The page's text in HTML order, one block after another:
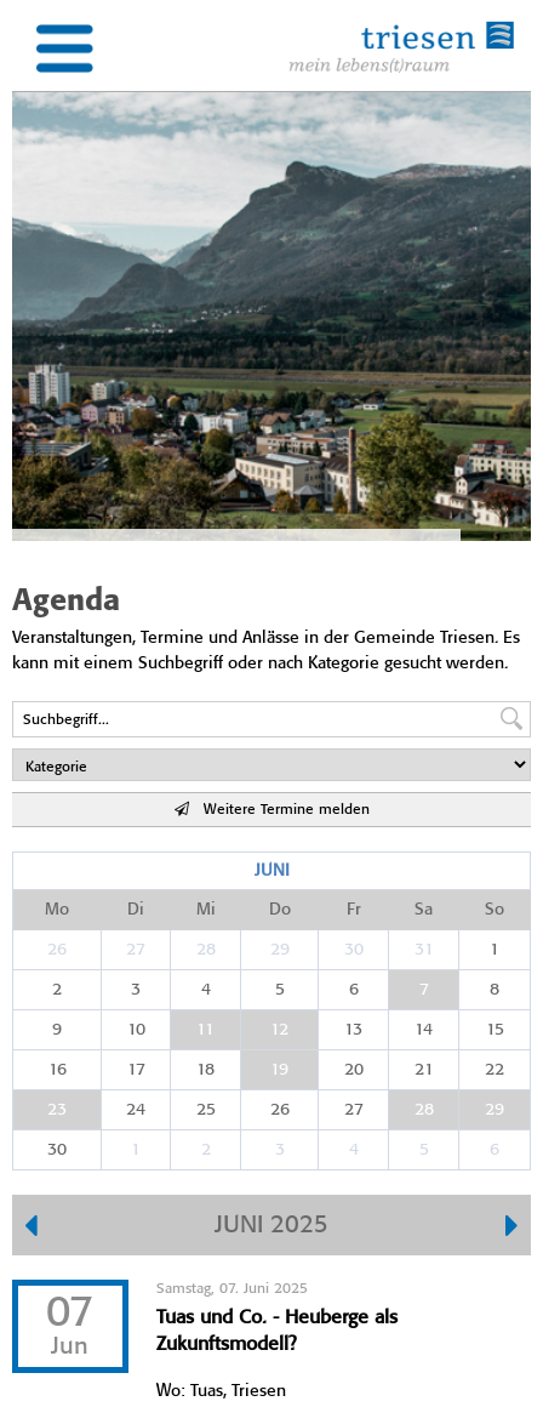
Agenda
Veranstaltungen, Termine und Anlässe in der Gemeinde Triesen. Es
kann mit einem Suchbegriff oder nach Kategorie gesucht werden.
Weitere Termine melden
JUNI
Mo Di Mi Do Fr Sa So
26 27 28 29 30 31 1
2 3 4 5 6 7 8
9 10 11 12 13 14 15
16 17 18 19 20 21 22
23 24 25 26 27 28 29
30 1 2 3 4 5 6
JUNI 2025
07
Jun
Samstag, 07. Juni 2025
Tuas und Co. - Heuberge als
Zukunftsmodell?
Wo: Tuas, Triesen